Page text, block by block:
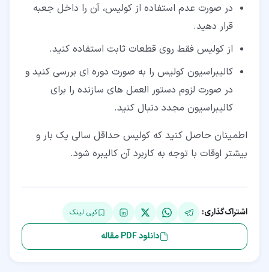
در صورت عدم استفاده از کولیس، آن را داخل جعبه
قرار دهید.
از کولیس فقط روی قطعات ثابت استفاده کنید.
کالیبراسیون کولیس را به صورت دوره ای بررسی کنید و
در صورت لزوم دستور العمل های سازنده را برای
کالیبراسیون مجدد دنبال کنید.
اطمینان حاصل کنید که کولیس حداقل سالی یک بار و
بیشتر اوقات با توجه به کاربرد آن کالیبره شود.
اشتراک‌گذاری: کپی لینک
دانلود PDF مقاله